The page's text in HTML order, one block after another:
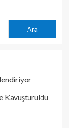
Ara
Kavuşturuldu